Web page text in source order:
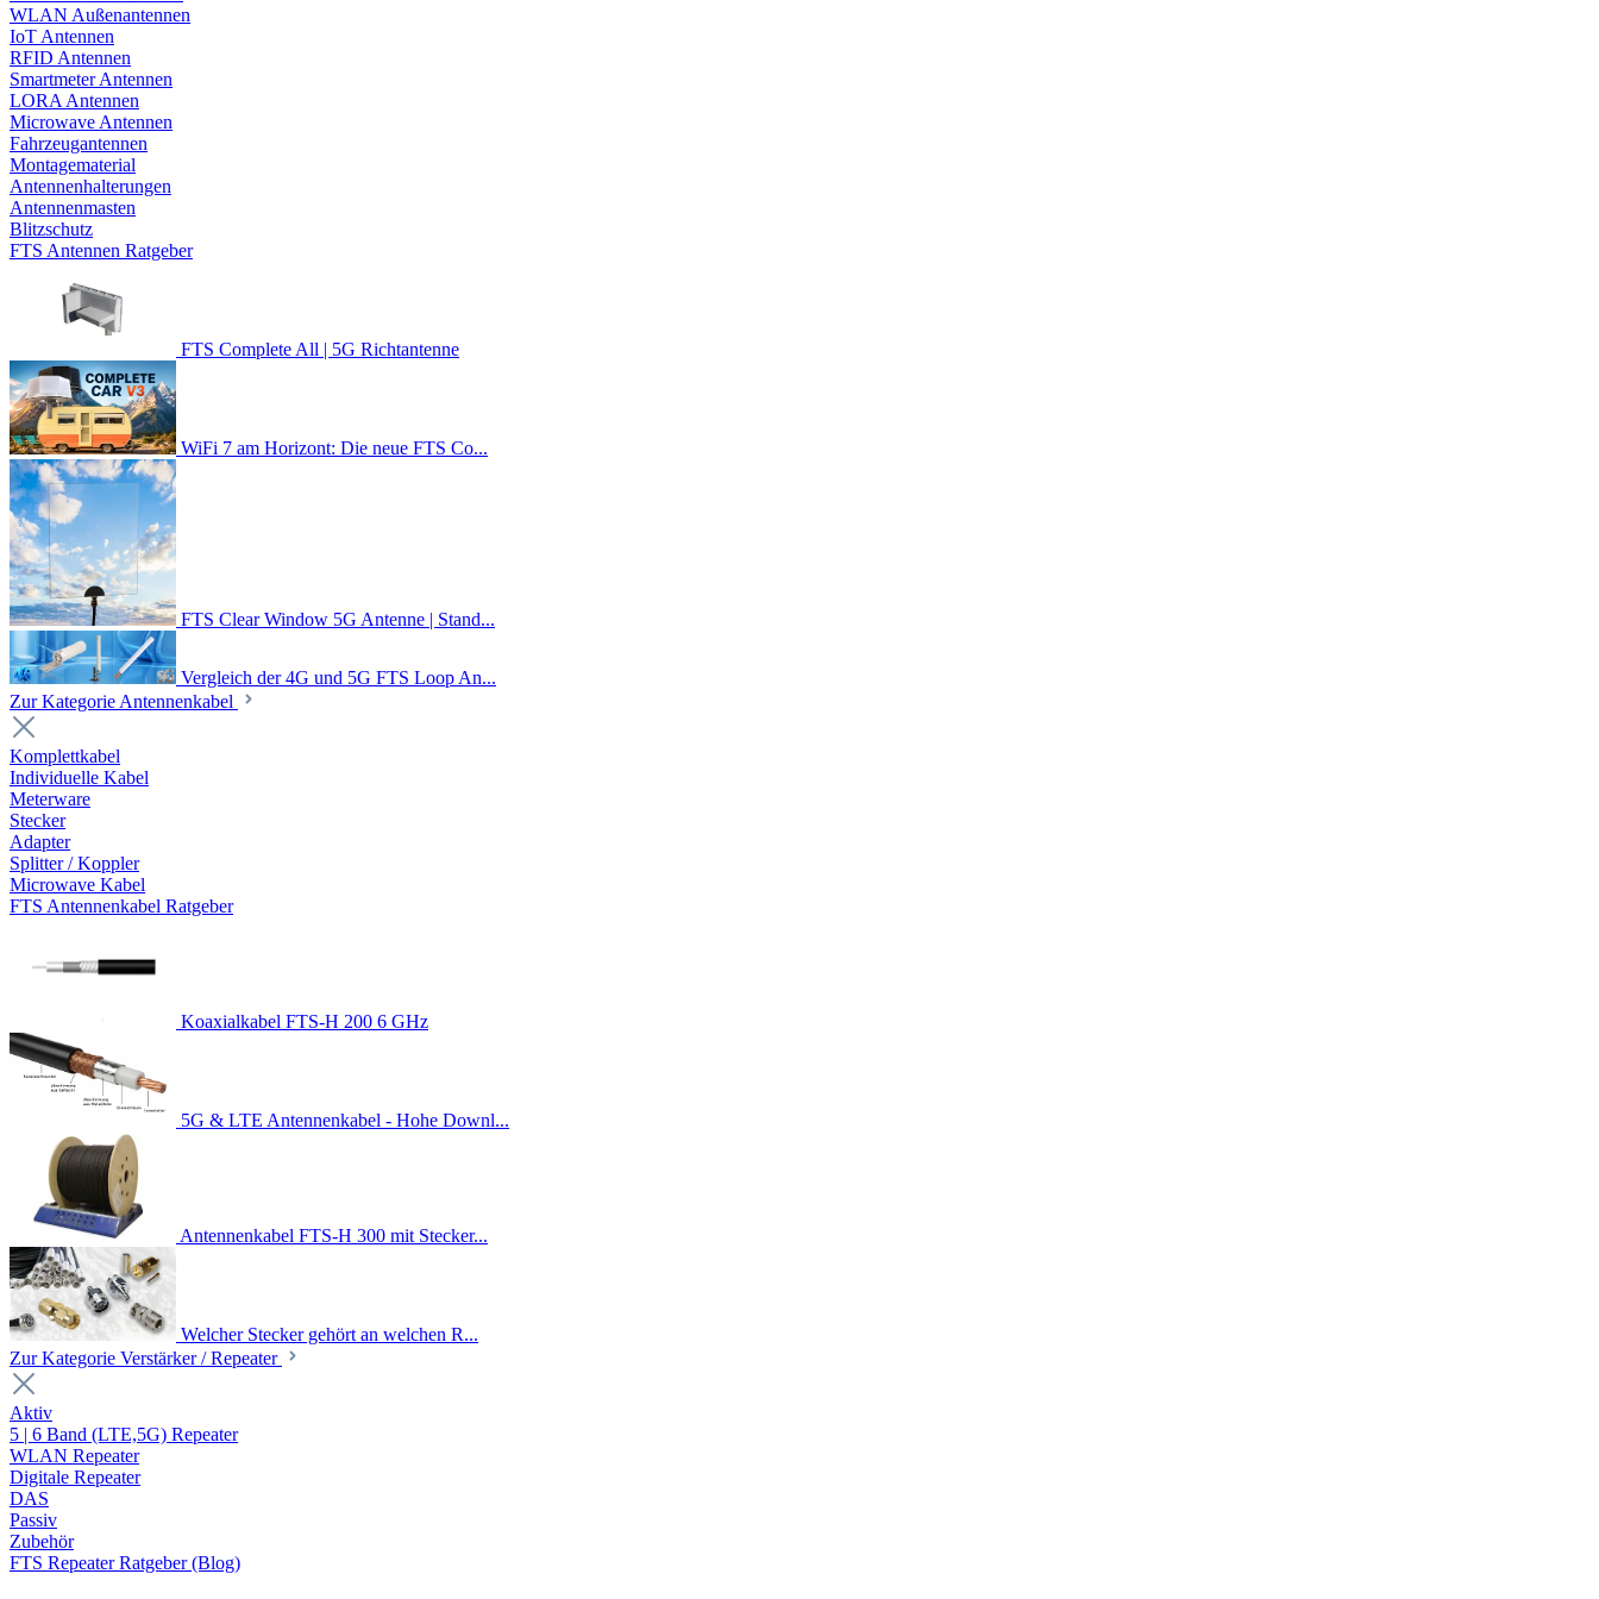
WLAN Außenantennen
IoT Antennen
RFID Antennen
Smartmeter Antennen
LORA Antennen
Microwave Antennen
Fahrzeugantennen
Montagematerial
Antennenhalterungen
Antennenmasten
Blitzschutz
FTS Antennen Ratgeber
FTS Complete All | 5G Richtantenne
WiFi 7 am Horizont: Die neue FTS Co...
FTS Clear Window 5G Antenne | Stand...
Vergleich der 4G und 5G FTS Loop An...
Zur Kategorie Antennenkabel
Komplettkabel
Individuelle Kabel
Meterware
Stecker
Adapter
Splitter / Koppler
Microwave Kabel
FTS Antennenkabel Ratgeber
Koaxialkabel FTS-H 200 6 GHz
5G & LTE Antennenkabel - Hohe Downl...
Antennenkabel FTS-H 300 mit Stecker...
Welcher Stecker gehört an welchen R...
Zur Kategorie Verstärker / Repeater
Aktiv
5 | 6 Band (LTE,5G) Repeater
WLAN Repeater
Digitale Repeater
DAS
Passiv
Zubehör
FTS Repeater Ratgeber (Blog)